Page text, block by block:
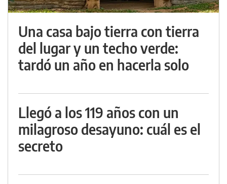
Una casa bajo tierra con tierra
del lugar y un techo verde:
tardó un año en hacerla solo
Llegó a los 119 años con un
milagroso desayuno: cuál es el
secreto